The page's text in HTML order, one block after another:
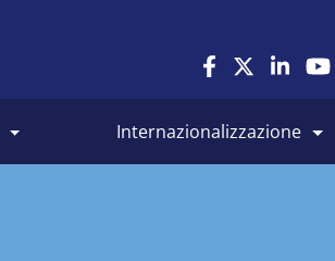
internazionalizzazione